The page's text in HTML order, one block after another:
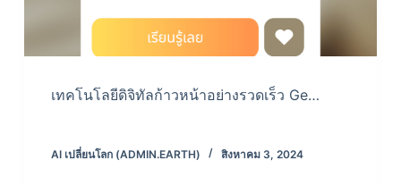
เทคโนโลยีดิจิทัลก้าวหน้าอย่างรวดเร็ว Ge…
AI เปลี่ยนโลก (ADMIN.EARTH) สิงหาคม 3, 2024